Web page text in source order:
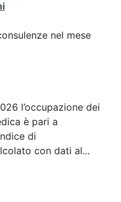
nel mese
l’occupazione dei
è pari a
di
con dati al...